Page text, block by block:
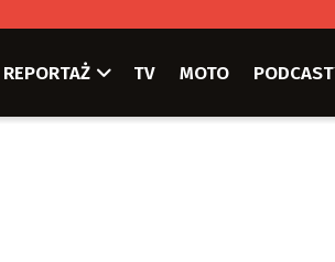
REPORTAŻ TV MOTO